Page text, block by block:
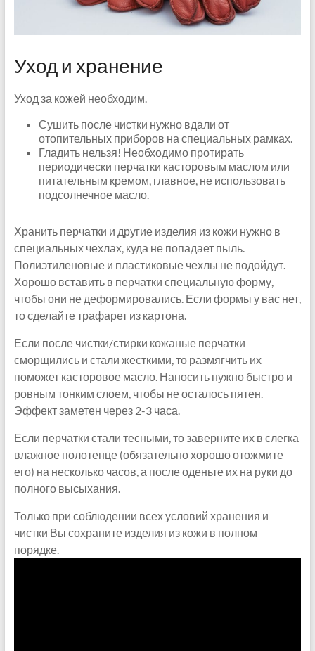
Уход и хранение
Уход за кожей необходим.
Сушить после чистки нужно вдали от
отопительных приборов на специальных рамках.
Гладить нельзя! Необходимо протирать
периодически перчатки касторовым маслом или
питательным кремом, главное, не использовать
подсолнечное масло.
Хранить перчатки и другие изделия из кожи нужно в
специальных чехлах, куда не попадает пыль.
Полиэтиленовые и пластиковые чехлы не подойдут.
Хорошо вставить в перчатки специальную форму,
чтобы они не деформировались. Если формы у вас нет,
то сделайте трафарет из картона.
Если после чистки/стирки кожаные перчатки
сморщились и стали жесткими, то размягчить их
поможет касторовое масло. Наносить нужно быстро и
ровным тонким слоем, чтобы не осталось пятен.
Эффект заметен через 2-3 часа.
Если перчатки стали тесными, то заверните их в слегка
влажное полотенце (обязательно хорошо отожмите
его) на несколько часов, а после оденьте их на руки до
полного высыхания.
Только при соблюдении всех условий хранения и
чистки Вы сохраните изделия из кожи в полном
порядке.